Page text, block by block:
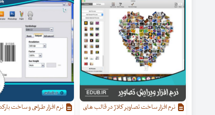
نرم افزار ساخت تصاویر کلاژ در قالب های